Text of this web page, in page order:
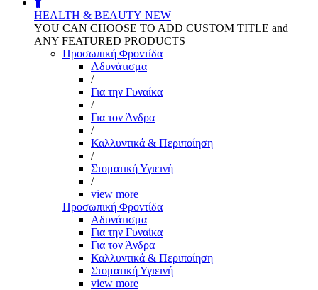
HEALTH & BEAUTY NEW
YOU CAN CHOOSE TO ADD CUSTOM TITLE and
ANY FEATURED PRODUCTS
Προσωπική Φροντίδα
Αδυνάτισμα
/
Για την Γυναίκα
/
Για τον Άνδρα
/
Καλλυντικά & Περιποίηση
/
Στοματική Υγιεινή
/
view more
Προσωπική Φροντίδα
Αδυνάτισμα
Για την Γυναίκα
Για τον Άνδρα
Καλλυντικά & Περιποίηση
Στοματική Υγιεινή
view more